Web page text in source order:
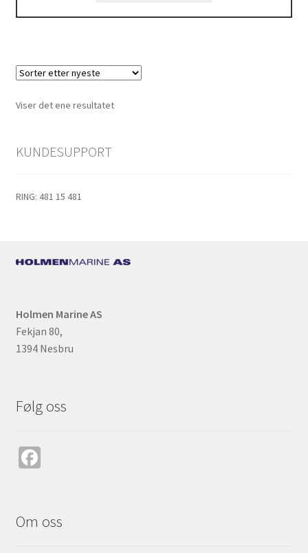
Viser det ene resultatet
KUNDESUPPORT
RING: 481 15 481
Holmen Marine AS
Fekjan 80,
1394 Nesbru
Følg oss
o
Om oss